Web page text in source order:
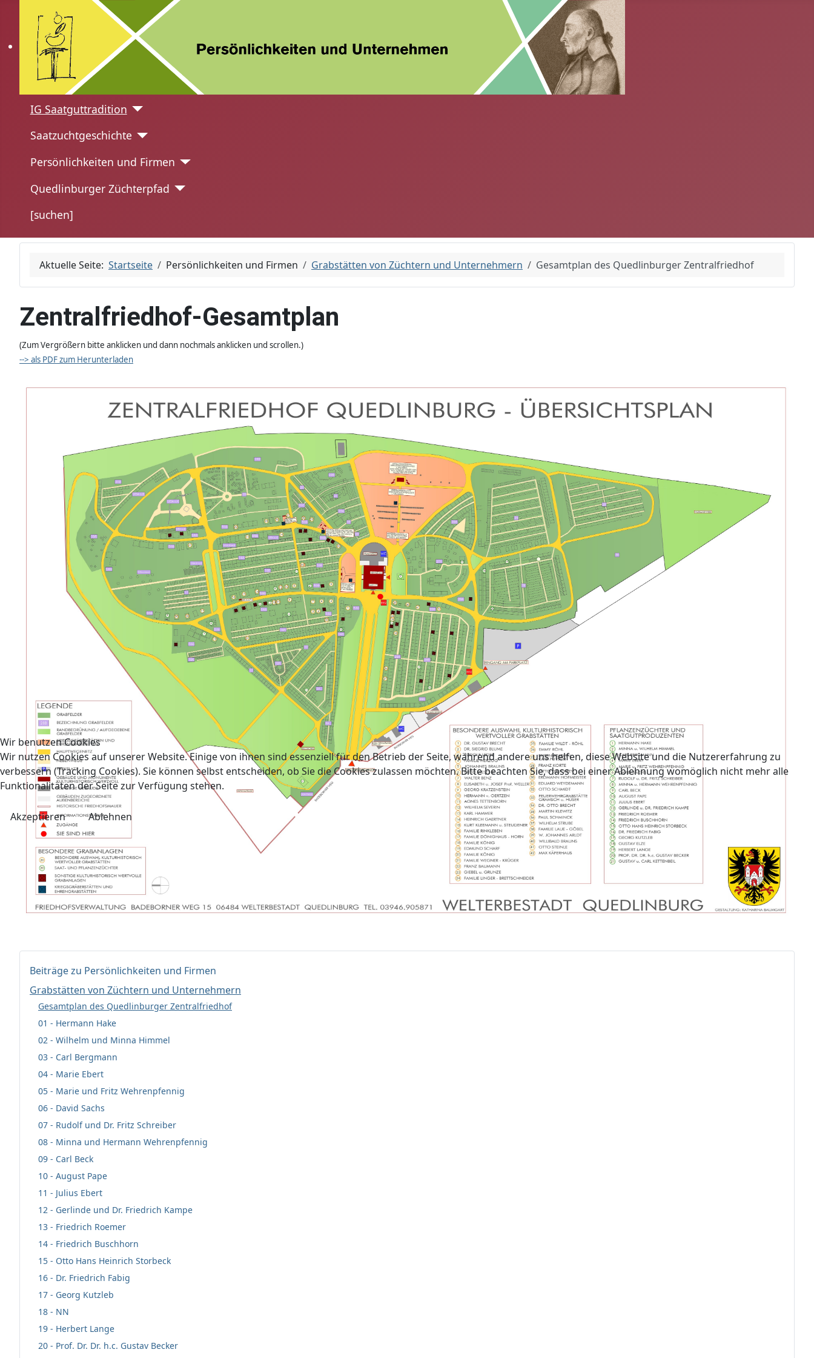
IG Saatguttradition
Saatzuchtgeschichte
Persönlichkeiten und Firmen
Quedlinburger Züchterpfad
[suchen]
Aktuelle Seite: Startseite Persönlichkeiten und Firmen Grabstätten von Züchtern und Unternehmern Gesamtplan des Quedlinburger Zentralfriedhof
Zentralfriedhof-Gesamtplan
(Zum Vergrößern bitte anklicken und dann nochmals anklicken und scrollen.)
--> als PDF zum Herunterladen
Beiträge zu Persönlichkeiten und Firmen
Grabstätten von Züchtern und Unternehmern
Gesamtplan des Quedlinburger Zentralfriedhof
01 - Hermann Hake
02 - Wilhelm und Minna Himmel
03 - Carl Bergmann
04 - Marie Ebert
05 - Marie und Fritz Wehrenpfennig
06 - David Sachs
07 - Rudolf und Dr. Fritz Schreiber
08 - Minna und Hermann Wehrenpfennig
09 - Carl Beck
10 - August Pape
11 - Julius Ebert
12 - Gerlinde und Dr. Friedrich Kampe
13 - Friedrich Roemer
14 - Friedrich Buschhorn
15 - Otto Hans Heinrich Storbeck
16 - Dr. Friedrich Fabig
17 - Georg Kutzleb
18 - NN
19 - Herbert Lange
20 - Prof. Dr. Dr. h.c. Gustav Becker
Wir benutzen Cookies
Wir nutzen Cookies auf unserer Website. Einige von ihnen sind essenziell für den Betrieb der Seite, während andere uns helfen, diese Website und die Nutzererfahrung zu
verbessern (Tracking Cookies). Sie können selbst entscheiden, ob Sie die Cookies zulassen möchten. Bitte beachten Sie, dass bei einer Ablehnung womöglich nicht mehr alle
Funktionalitäten der Seite zur Verfügung stehen.
Akzeptieren Ablehnen